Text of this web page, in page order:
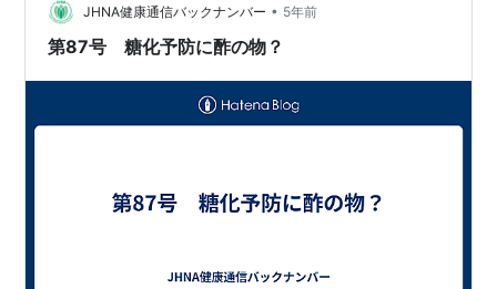
うれしい悲鳴を あげている ホリスティック栄養学修士＆
酵…
JHNA健康通信バックナンバー • 5年前
第87号 糖化予防に酢の物？